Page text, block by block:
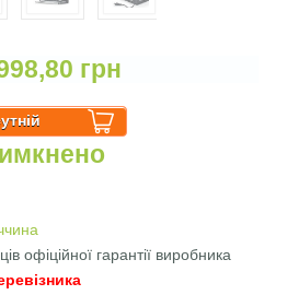
грн
офіційної гарантії виробника